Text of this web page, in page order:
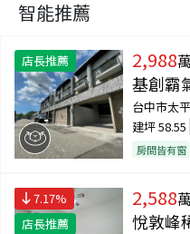
智能推薦
店長推薦 2,988萬
基創霸
台中市太
建坪58.55
房間皆有窗
7.17%
店長推薦
2,588萬
悅敦峰